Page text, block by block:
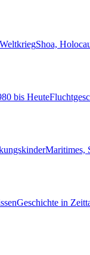
Shoa,
bis Heute
Maritimes,
Geschichte in